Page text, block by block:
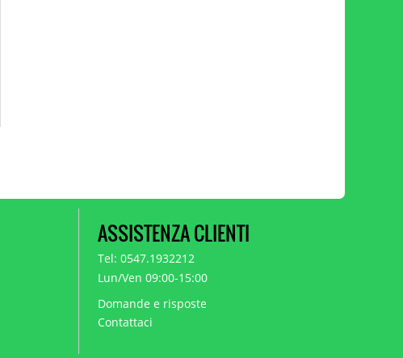
ASSISTENZA CLIENTI
Tel: 0547.1932212
Lun/Ven 09:00-15:00
Domande e risposte
Contattaci